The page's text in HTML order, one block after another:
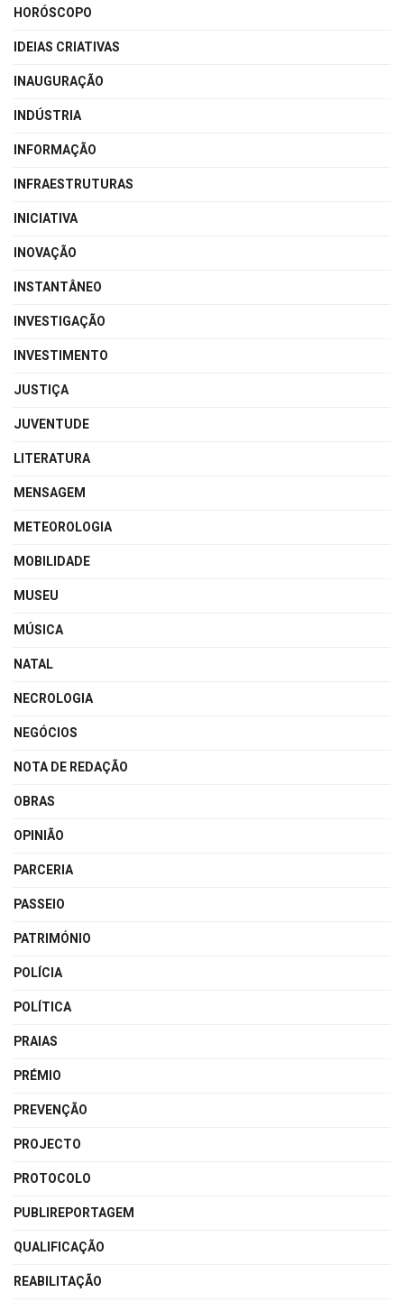
HORÓSCOPO
IDEIAS CRIATIVAS
INAUGURAÇÃO
INDÚSTRIA
INFORMAÇÃO
INFRAESTRUTURAS
INICIATIVA
INOVAÇÃO
INSTANTÂNEO
INVESTIGAÇÃO
INVESTIMENTO
JUSTIÇA
JUVENTUDE
LITERATURA
MENSAGEM
METEOROLOGIA
MOBILIDADE
MUSEU
MÚSICA
NATAL
NECROLOGIA
NEGÓCIOS
NOTA DE REDAÇÃO
OBRAS
OPINIÃO
PARCERIA
PASSEIO
PATRIMÓNIO
POLÍCIA
POLÍTICA
PRAIAS
PRÉMIO
PREVENÇÃO
PROJECTO
PROTOCOLO
PUBLIREPORTAGEM
QUALIFICAÇÃO
REABILITAÇÃO